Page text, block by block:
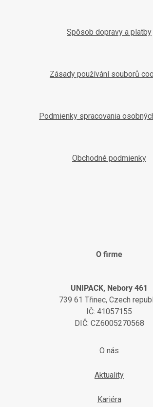
Spôsob dopravy a platby
Zásady používání souborů
Podmienky spracovania
Obchodné podmienky
O firme
UNIPACK, Nebory 461
739 61 Třinec, Czech
IČ: 41057155
DIČ: CZ6005270568
O nás
Aktuality
Kariéra